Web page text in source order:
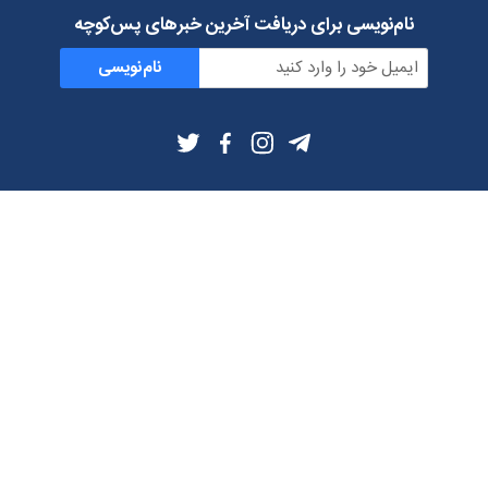
نام‌نویسی برای دریافت آخرین خبرهای پس‌کوچه
نام‌نویسی